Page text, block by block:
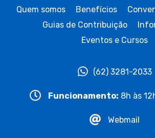
Quem somos Benefícios
Guias de Contribuição
Eventos e Cursos
(62) 3281-2033
Funcionamento: 8h às
Webmail